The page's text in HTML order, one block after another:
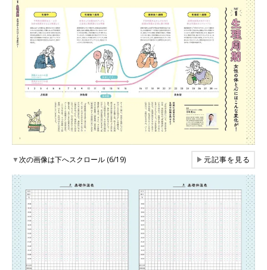
▼次の画像は下へスクロール (6/19) ▶元記事を見る